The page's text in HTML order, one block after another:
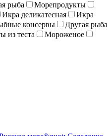
рыба
Море­про­дукты
Икра деликатесная
Икра
консервы
Другая рыба
из теста
Мороженое